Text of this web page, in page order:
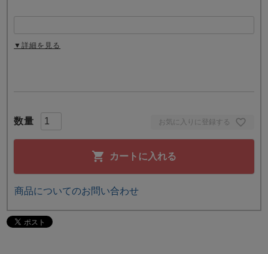
お気に入りに登録する
カートに入れる
▼詳細を見る
商品についてのお問い合わせ